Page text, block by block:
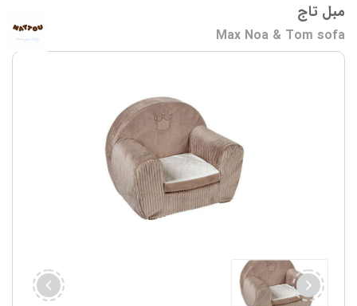
مبل تاج
Max Noa & Tom sofa